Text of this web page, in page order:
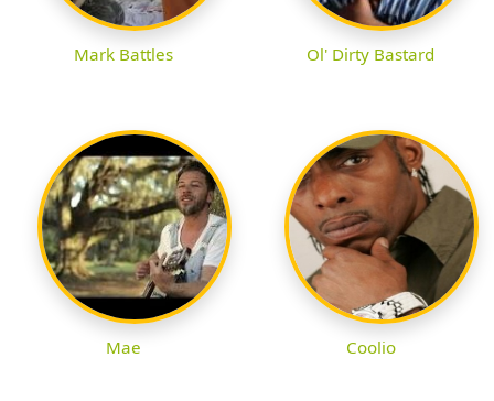
Mark Battles Ol' Dirty Bastard
Mae Coolio